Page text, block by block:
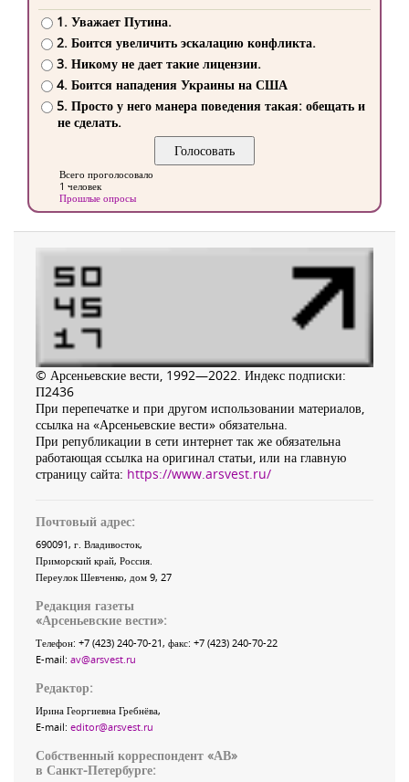
1. Уважает Путина.
2. Боится увеличить эскалацию конфликта.
3. Никому не дает такие лицензии.
4. Боится нападения Украины на США
5. Просто у него манера поведения такая: обещать и
не сделать.
Всего проголосовало
1 человек
Прошлые опросы
© Арсеньевские вести, 1992—2022. Индекс подписки:
П2436
При перепечатке и при другом использовании материалов,
ссылка на «Арсеньевские вести» обязательна.
При републикации в сети интернет так же обязательна
работающая ссылка на оригинал статьи, или на главную
страницу сайта: https://www.arsvest.ru/
Почтовый адрес:
690091, г. Владивосток,
Приморский край, Россия
Переулок Шевченко, дом 9, 27
Редакция газеты
«Арсеньевские вести»:
Телефон: +7 (423) 240-70-21, факс: +7 (423) 240-70-22
E-mail: av@arsvest.ru
Редактор:
Ирина Георгиевна Гребнёва,
E-mail: editor@arsvest.ru
Собственный корреспондент «АВ»
в Санкт-Петербурге: